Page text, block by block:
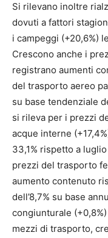
Si rilevano inoltre
dovuti a fattori
i campeggi (+20,6%)
Crescono anche i
registrano aumenti
del trasporto aereo
su base tendenziale
si rileva per i prezzi
acque interne
33,1% rispetto a
prezzi del trasporto
aumento contenuto
dell’8,7% su base
congiunturale
mezzi di trasporto,